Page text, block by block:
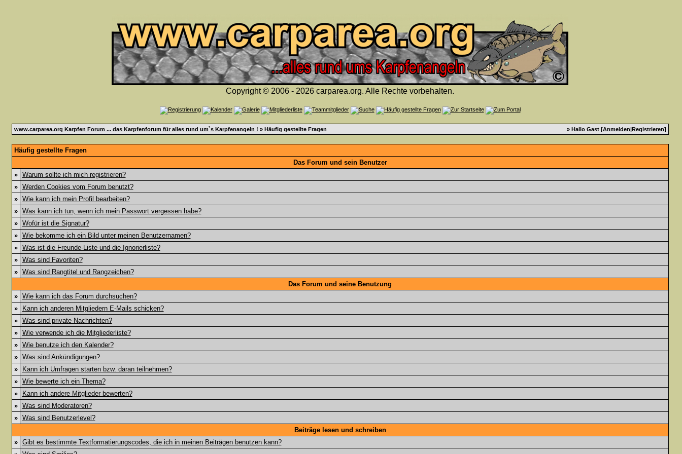
Copyright © 2006 - 2026 carparea.org. Alle Rechte vorbehalten.
www.carparea.org Karpfen Forum ... das Karpfenforum für alles rund um`s Karpfenangeln ! » Häufig gestellte Fragen » Hallo Gast [Anmelden|Registrieren]
Häufig gestellte Fragen
Das Forum und sein Benutzer
»
Warum sollte ich mich registrieren?
»
Werden Cookies vom Forum benutzt?
»
Wie kann ich mein Profil bearbeiten?
»
Was kann ich tun, wenn ich mein Passwort vergessen habe?
»
Wofür ist die Signatur?
»
Wie bekomme ich ein Bild unter meinen Benutzernamen?
»
Was ist die Freunde-Liste und die Ignorierliste?
»
Was sind Favoriten?
»
Was sind Rangtitel und Rangzeichen?
Das Forum und seine Benutzung
»
Wie kann ich das Forum durchsuchen?
»
Kann ich anderen Mitgliedern E-Mails schicken?
»
Was sind private Nachrichten?
»
Wie verwende ich die Mitgliederliste?
»
Wie benutze ich den Kalender?
»
Was sind Ankündigungen?
»
Kann ich Umfragen starten bzw. daran teilnehmen?
»
Wie bewerte ich ein Thema?
»
Kann ich andere Mitglieder bewerten?
»
Was sind Moderatoren?
»
Was sind Benutzerlevel?
Beiträge lesen und schreiben
»
Gibt es bestimmte Textformatierungscodes, die ich in meinen Beiträgen benutzen kann?